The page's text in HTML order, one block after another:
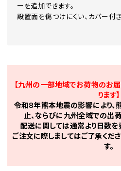
ーを追加できます。
設置面を傷つけにくい、カバー付き
【九州の一部地域でお荷物のお
ります】
令和8年熊本地震の影響により
止、ならびに九州全域での出
配送に関しては通常より日数を
ご注文に際しましてはご了承くだ
す。